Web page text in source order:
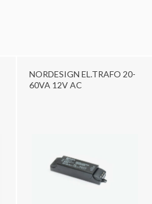
NORDESIGN EL.TRAFO 20-
60VA 12V AC